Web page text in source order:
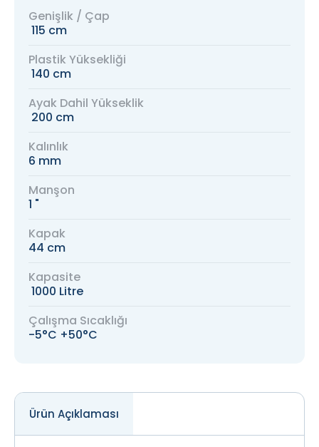
Genişlik / Çap
115 cm
Plastik Yüksekliği
140 cm
Ayak Dahil Yükseklik
200 cm
Kalınlık
6 mm
Manşon
1 "
Kapak
44 cm
Kapasite
1000 Litre
Çalışma Sıcaklığı
-5°C +50°C
Ürün Açıklaması